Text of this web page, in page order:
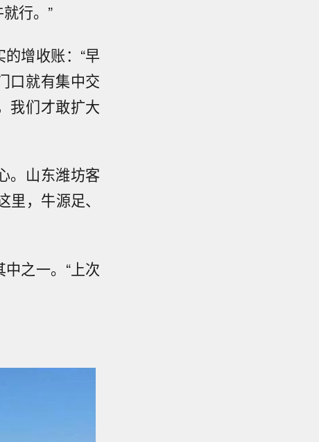
行。”
增收账：“早
口就有集中交
我们才敢扩大
。山东潍坊客
，牛源足、
之一。“上次